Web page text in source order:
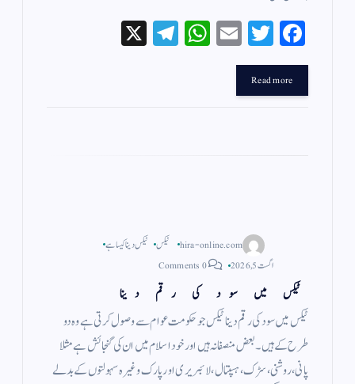
Fa
ce
bo
ok
T
wi
r
E
m
W
ha
Te
le
Read more
hira-online.com ٹیکس ٹیکس دینا کیسا ہے
اگست 5, 2026
0 Comments
ٹیکس میں سود کی رقم دینا
ٹیکس میں سود کی رقم دینا ٹیکس جو حکومت عوام سے وصول کرتی ہے وہ دو
طرح کے ہیں ۔ بعض منصفانہ ہیں اور خود اسلام میں ان کی گنجائش ہے مثلا
پانی ، روشنی ، سڑک ، ہسپتال ، لائبریری اور پارک وغیرہ سہولتوں کے بدلے